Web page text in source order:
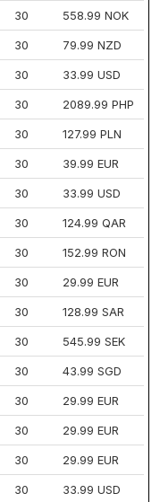
30 558.99 NOK
30 79.99 NZD
30 33.99 USD
30 2089.99 PHP
30 127.99 PLN
30 39.99 EUR
30 33.99 USD
30 124.99 QAR
30 152.99 RON
30 29.99 EUR
30 128.99 SAR
30 545.99 SEK
30 43.99 SGD
30 29.99 EUR
30 29.99 EUR
30 29.99 EUR
30 33.99 USD